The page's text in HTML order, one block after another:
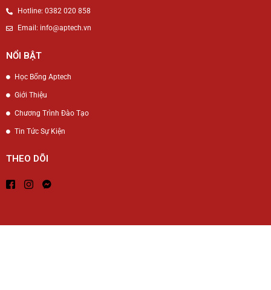
Hotline: 0382 020 858
Email: info@aptech.vn
NỔI BẬT
Học Bổng Aptech
Giới Thiệu
Chương Trình Đào Tạo
Tin Tức Sự Kiện
THEO DÕI